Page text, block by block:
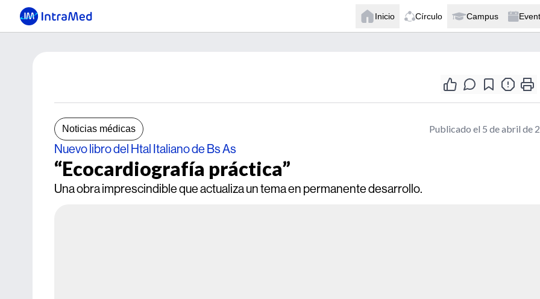
Inicio Círculo Campus
Noticias médicas Publicado el 5 de abril de
Nuevo libro del Htal Italiano de Bs As
“Ecocardiografía práctica”
Una obra imprescindible que actualiza un tema en permanente desarrollo.